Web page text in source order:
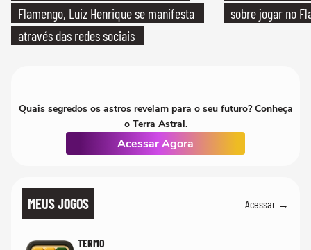
Flamengo, Luiz Henrique se manifesta
através das redes sociais
sobre jogar no
Quais segredos os astros revelam para o seu futuro? Conheça
o Terra Astral.
Acessar Agora
MEUS JOGOS Acessar →
TERMO